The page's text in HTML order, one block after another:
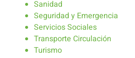
Sanidad
Seguridad y Emergencia
Servicios Sociales
Transporte Circulación
Turismo